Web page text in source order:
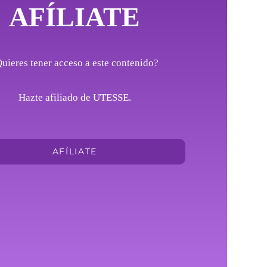
AFÍLIATE
tener acceso a este contenido?
Hazte afiliado de UTESSE.
AFÍLIATE